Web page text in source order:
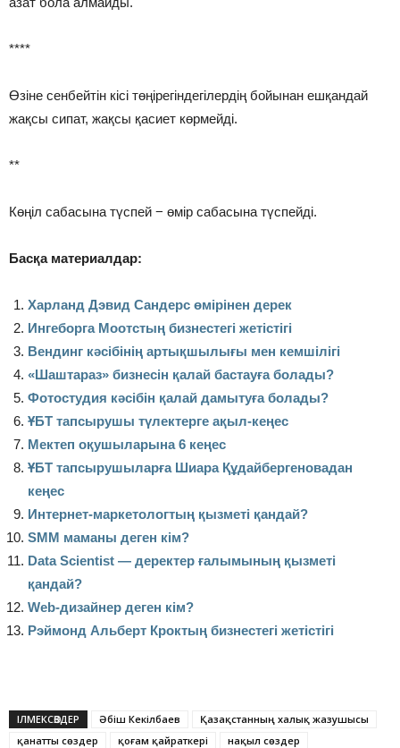
****
Өзіне сенбейтін кісі төңірегіндегілердің бойынан ешқандай
жақсы сипат, жақсы қасиет көрмейді.
**
Көңіл сабасына түспей − өмір сабасына түспейді.
Басқа материалдар:
Харланд Дэвид Сандерс өмірінен дерек
Ингеборга Моотстың бизнестегі жетістігі
Вендинг кәсібінің артықшылығы мен кемшілігі
«Шаштараз» бизнесін қалай бастауға болады?
Фотостудия кәсібін қалай дамытуға болады?
ҰБТ тапсырушы түлектерге ақыл-кеңес
Мектеп оқушыларына 6 кеңес
ҰБТ тапсырушыларға Шиара Құдайбергеновадан
кеңес
Интернет-маркетологтың қызметі қандай?
SMM маманы деген кім?
Data Scientist — деректер ғалымының қызметі
қандай?
Web-дизайнер деген кім?
Рэймонд Альберт Кроктың бизнестегі жетістігі
ІЛМЕКСӨЗДЕР Әбіш Кекілбаев
Қазақстанның халық жазушысы
қанатты сөздер
қоғам қайраткері нақыл сөздер